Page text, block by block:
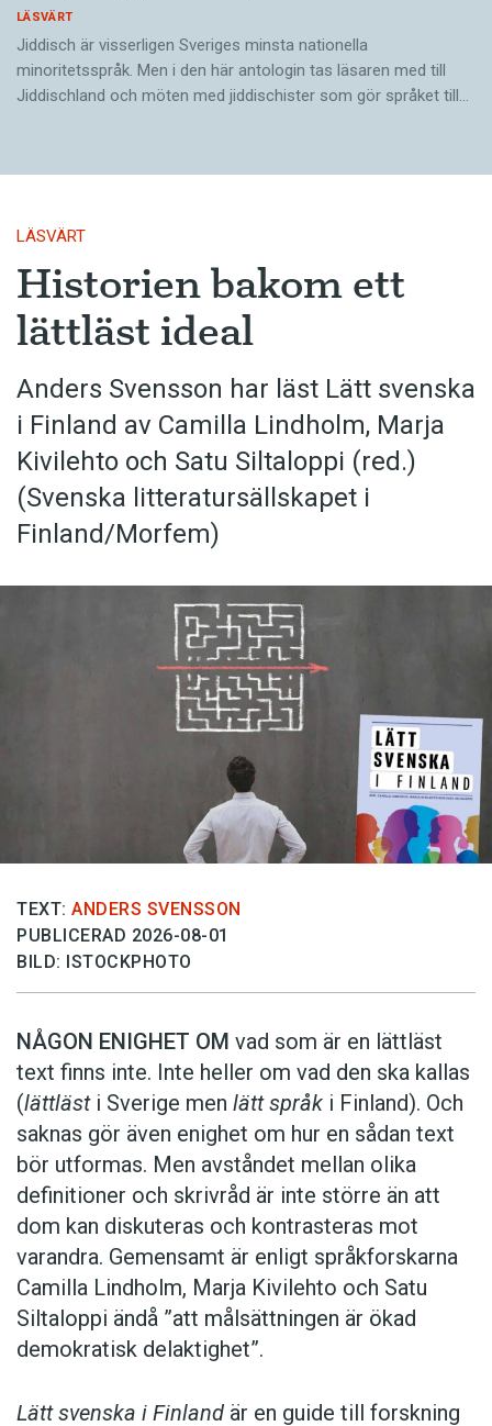
LÄSVÄRT
Jiddisch är visserligen Sveriges minsta nationella
minoritetsspråk. Men i den här antologin tas läsaren med till
Jiddischland och möten med jiddischister som gör språket till…
LÄSVÄRT
Historien bakom ett
lättläst ideal
Anders Svensson har läst Lätt svenska
i Finland av Camilla Lindholm, Marja
Kivilehto och Satu Siltaloppi (red.)
(Svenska litteratur­sällskapet i
Finland/Morfem)
TEXT: ANDERS SVENSSON
PUBLICERAD 2026-08-01
BILD: ISTOCKPHOTO
NÅGON ENIGHET OM vad som är en lättläst
text finns inte. Inte heller om vad den ska kallas
(lättlästi Sverige men lätt språk i Finland). Och
saknas gör även enighet om hur en sådan text
bör utformas. Men avståndet mellan olika
definitioner och skrivråd är inte större än att
dom kan diskuteras och kontrasteras mot
varandra. Gemensamt är enligt språkforskarna
Camilla Lindholm, Marja Kivilehto och Satu
Siltaloppi ändå ”att målsättningen är ökad
demokratisk delaktighet”.
Lätt svenska i Finland är en guide till forskning